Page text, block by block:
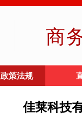
商
政策法规
佳莱科技